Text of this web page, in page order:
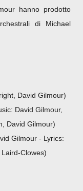
hanno prodotto
di Michael
Gilmour)
David Gilmour,
David Gilmour)
Gilmour - Lyrics:
Clowes)